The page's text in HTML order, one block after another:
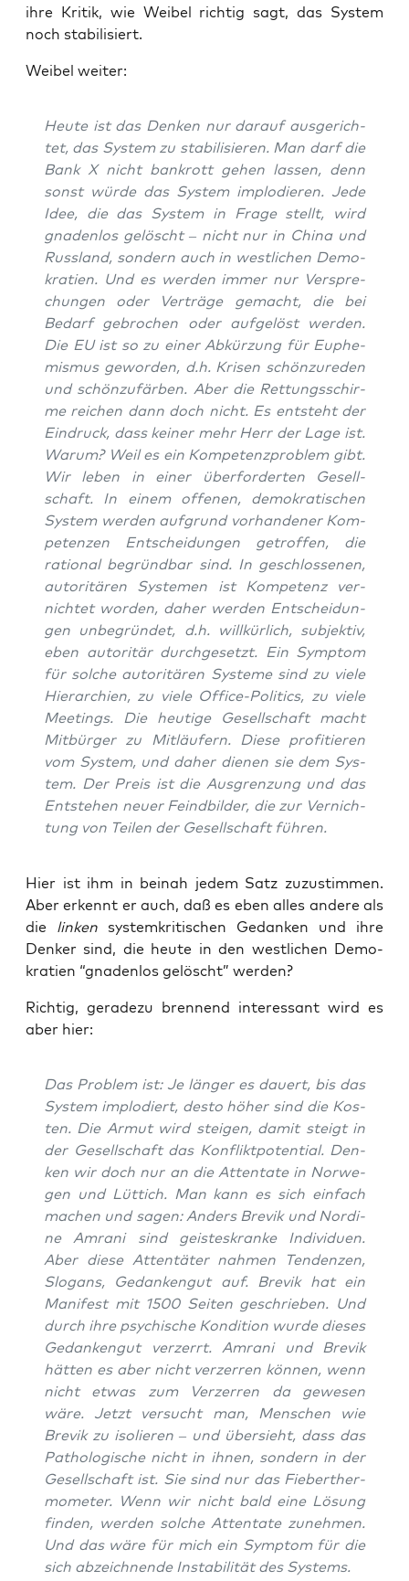
ihre Kri­tik, wie Wei­bel rich­tig sagt, das Sys­tem
noch stabilisiert.
Wei­bel weiter:
Heu­te ist das Den­ken nur dar­auf aus­ge­rich­
tet, das Sys­tem zu sta­bi­li­sie­ren. Man darf die
Bank X nicht bank­rott gehen las­sen, denn
sonst wür­de das Sys­tem implo­die­ren. Jede
Idee, die das Sys­tem in Fra­ge stellt, wird
gna­den­los gelöscht – nicht nur in Chi­na und
Russ­land, son­dern auch in west­li­chen Demo­
kra­tien. Und es wer­den immer nur Ver­spre­
chun­gen oder Ver­trä­ge gemacht, die bei
Bedarf gebro­chen oder auf­ge­löst wer­den.
Die EU ist so zu einer Abkür­zung für Euphe­
mis­mus gewor­den, d.h. Kri­sen schön­zu­re­den
und schön­zu­fär­ben. Aber die Ret­tungs­schir­
me rei­chen dann doch nicht. Es ent­steht der
Ein­druck, dass kei­ner mehr Herr der Lage ist.
War­um? Weil es ein Kom­pe­tenz­pro­blem gibt.
Wir leben in einer über­for­der­ten Gesell­
schaft. In einem offe­nen, demo­kra­ti­schen
Sys­tem wer­den auf­grund vor­han­de­ner Kom­
pe­ten­zen Ent­schei­dun­gen getrof­fen, die
ratio­nal begründ­bar sind. In geschlos­se­nen,
auto­ri­tä­ren Sys­te­men ist Kom­pe­tenz ver­
nich­tet wor­den, daher wer­den Ent­schei­dun­
gen unbe­grün­det, d.h. will­kür­lich, sub­jek­tiv,
eben auto­ri­tär durch­ge­setzt. Ein Sym­ptom
für sol­che auto­ri­tä­ren Sys­te­me sind zu vie­le
Hier­ar­chien, zu vie­le Office-Poli­tics, zu vie­le
Mee­tings. Die heu­ti­ge Gesell­schaft macht
Mit­bür­ger zu Mit­läu­fern. Die­se pro­fi­tie­ren
vom Sys­tem, und daher die­nen sie dem Sys­
tem. Der Preis ist die Aus­gren­zung und das
Ent­ste­hen neu­er Feind­bil­der, die zur Ver­nich­
tung von Tei­len der Gesell­schaft führen.
Hier ist ihm in bei­nah jedem Satz zuzu­stim­men.
Aber erkennt er auch, daß es eben alles ande­re als
die lin­ken sys­tem­kri­ti­schen Gedan­ken und ihre
Den­ker sind, die heu­te in den west­li­chen Demo­
kra­tien “gna­den­los gelöscht” werden?
Rich­tig, gera­de­zu bren­nend inter­es­sant wird es
aber hier:
Das Pro­blem ist: Je län­ger es dau­ert, bis das
Sys­tem implo­diert, des­to höher sind die Kos­
ten. Die Armut wird stei­gen, damit steigt in
der Gesell­schaft das Kon­flikt­po­ten­ti­al. Den­
ken wir doch nur an die Atten­ta­te in Nor­we­
gen und Lüt­tich. Man kann es sich ein­fach
machen und sagen: Anders Bre­vik und Nor­di­
ne Amra­ni sind geis­tes­kran­ke Indi­vi­du­en.
Aber die­se Atten­tä­ter nah­men Ten­den­zen,
Slo­gans, Gedan­ken­gut auf. Bre­vik hat ein
Mani­fest mit 1500 Sei­ten geschrie­ben. Und
durch ihre psy­chi­sche Kon­di­ti­on wur­de die­ses
Gedan­ken­gut ver­zerrt. Amra­ni und Bre­vik
hät­ten es aber nicht ver­zer­ren kön­nen, wenn
nicht etwas zum Ver­zer­ren da gewe­sen
wäre. Jetzt ver­sucht man, Men­schen wie
Bre­vik zu iso­lie­ren – und über­sieht, dass das
Patho­lo­gi­sche nicht in ihnen, son­dern in der
Gesell­schaft ist. Sie sind nur das Fie­ber­ther­
mo­me­ter. Wenn wir nicht bald eine Lösung
fin­den, wer­den sol­che Atten­ta­te zuneh­men.
Und das wäre für mich ein Sym­ptom für die
sich abzeich­nen­de Insta­bi­li­tät des Systems.